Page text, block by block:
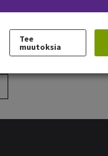
Tee
muutoksia